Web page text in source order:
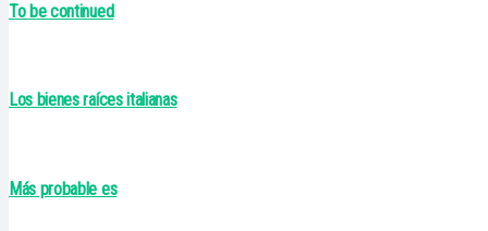
To be continued
Los bienes raíces italianas
Más probable es